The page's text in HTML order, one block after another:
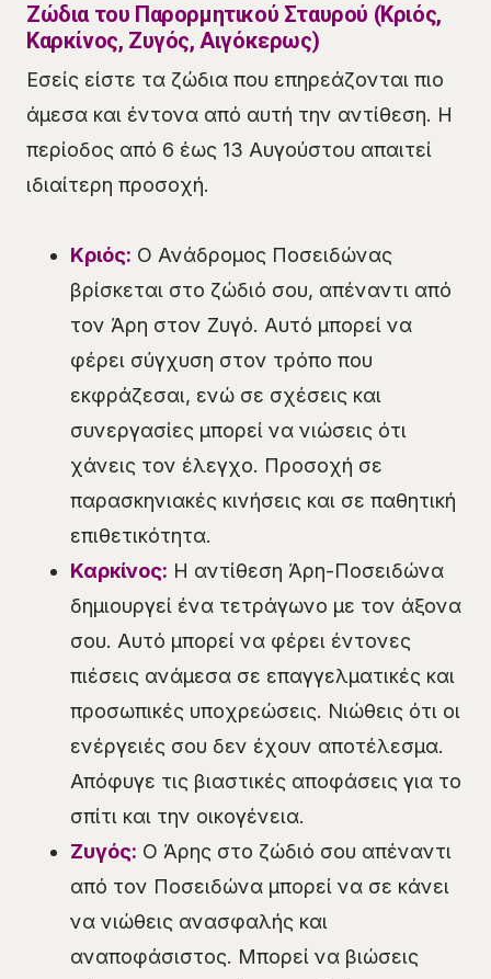
Ζώδια του Παρορμητικού Σταυρού (Κριός,
Καρκίνος, Ζυγός, Αιγόκερως)
Εσείς είστε τα ζώδια που επηρεάζονται πιο
άμεσα και έντονα από αυτή την αντίθεση. Η
περίοδος από 6 έως 13 Αυγούστου απαιτεί
ιδιαίτερη προσοχή.
Κριός: Ο Ανάδρομος Ποσειδώνας
βρίσκεται στο ζώδιό σου, απέναντι από
τον Άρη στον Ζυγό. Αυτό μπορεί να
φέρει σύγχυση στον τρόπο που
εκφράζεσαι, ενώ σε σχέσεις και
συνεργασίες μπορεί να νιώσεις ότι
χάνεις τον έλεγχο. Προσοχή σε
παρασκηνιακές κινήσεις και σε παθητική
επιθετικότητα.
Καρκίνος: Η αντίθεση Άρη-Ποσειδώνα
δημιουργεί ένα τετράγωνο με τον άξονα
σου. Αυτό μπορεί να φέρει έντονες
πιέσεις ανάμεσα σε επαγγελματικές και
προσωπικές υποχρεώσεις. Νιώθεις ότι οι
ενέργειές σου δεν έχουν αποτέλεσμα.
Απόφυγε τις βιαστικές αποφάσεις για το
σπίτι και την οικογένεια.
Ζυγός: Ο Άρης στο ζώδιό σου απέναντι
από τον Ποσειδώνα μπορεί να σε κάνει
να νιώθεις ανασφαλής και
αναποφάσιστος. Μπορεί να βιώσεις